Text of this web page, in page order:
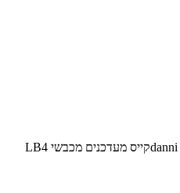
danniקייס מעדכנים מכבשי LB4